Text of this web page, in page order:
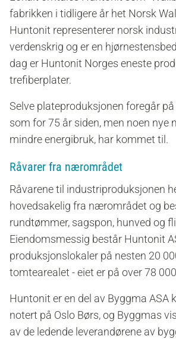
fabrikken i tidligere år het Norsk
Huntonit representerer norsk
verdenskrig og er en
dag er Huntonit Norges eneste
trefiberplater.
Selve plateproduksjonen foregår
som for 75 år siden, men noen nye
mindre energibruk, har kommet til.
Råvarer fra nærområdet
Råvarene til industriproduksjonen
hovedsakelig fra nærområdet og
rundtømmer, sagspon, hunved og
Eiendomsmessig består Huntonit
produksjonslokaler på nesten 20
tomtearealet - eiet er på over 78
Huntonit er en del av Byggma ASA
notert på Oslo Børs, og Byggmas
av de ledende leverandørene av